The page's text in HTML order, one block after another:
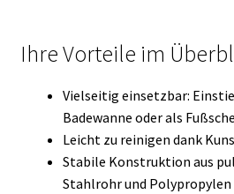
Ihre Vorteile im
Vielseitig einsetzbar:
Badewanne oder als
Leicht zu reinigen dank
Stabile Konstruktion aus
Stahlrohr und Polypropylen